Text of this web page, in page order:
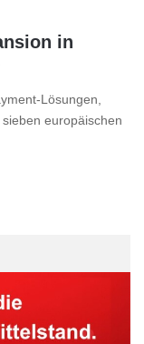
in
Lösungen,
europäischen